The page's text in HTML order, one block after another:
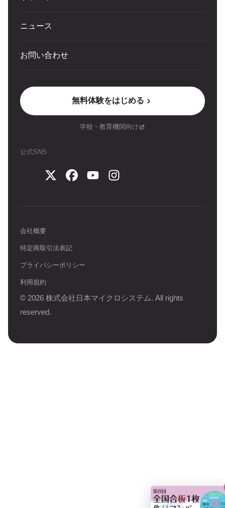
ニュース
お問い合わせ
無料体験をはじめる
学校・教育機関向け
公式SNS
会社概要
特定商取引法表記
プライバシーポリシー
利用規約
© 2026 株式会社日本マイクロシステム. All rights
reserved.